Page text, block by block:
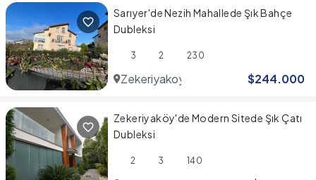
Sarıyer'de Nezih Mahallede Şık Bahçe
Dubleksi
3 2 230
Zekeriyakoy $244.000
Zekeriyaköy'de Modern Sitede Şık Çatı
Dubleksi
2 3 140